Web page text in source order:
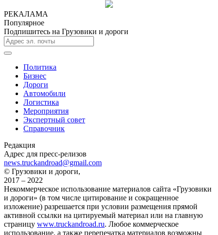
РЕКАЛАМА
Популярное
Подпишитесь на Грузовики и дороги
Политика
Бизнес
Дороги
Автомобили
Логистика
Мероприятия
Экспертный совет
Справочник
Редакция
Адрес для пресс-релизов
news.truckandroad@gmail.com
© Грузовики и дороги,
2017 – 2022
Некоммерческое использование материалов сайта «Грузовики
и дороги» (в том числе цитирование и сокращенное
изложение) разрешается при условии размещения прямой
активной ссылки на цитируемый материал или на главную
страницу www.truckandroad.ru. Любое коммерческое
использование, а также перепечатка материалов возможны